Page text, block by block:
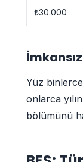
₺30.000
Yüz
onlarca
bölümünü